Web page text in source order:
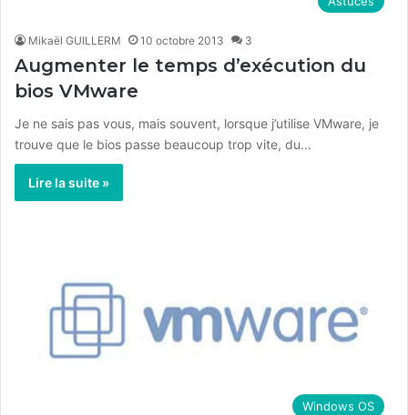
Mikaël GUILLERM 10 octobre 2013 3
Augmenter le temps d’exécution du
bios VMware
Je ne sais pas vous, mais souvent, lorsque j’utilise VMware, je
trouve que le bios passe beaucoup trop vite, du…
Lire la suite »
Windows OS